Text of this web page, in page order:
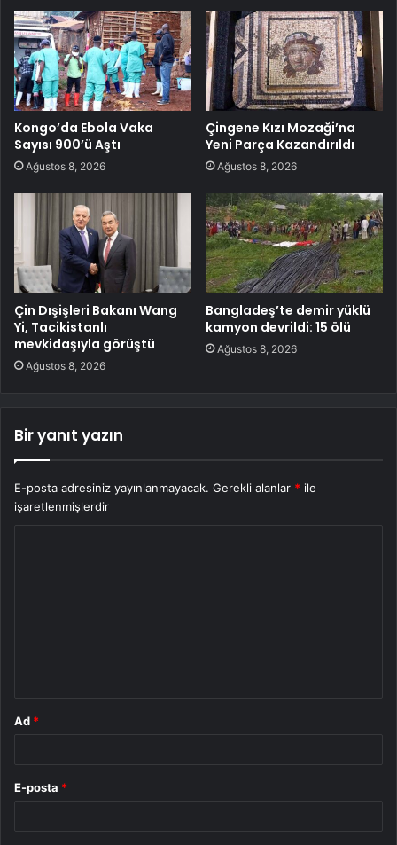
Kongo’da Ebola Vaka
Sayısı 900’ü Aştı
Ağustos 8, 2026
Çingene Kızı Mozaği’na
Yeni Parça Kazandırıldı
Ağustos 8, 2026
Çin Dışişleri Bakanı Wang
Yi, Tacikistanlı
mevkidaşıyla görüştü
Ağustos 8, 2026
Bangladeş’te demir yüklü
kamyon devrildi: 15 ölü
Ağustos 8, 2026
Bir yanıt yazın
E-posta adresiniz yayınlanmayacak. Gerekli alanlar * ile
işaretlenmişlerdir
Ad *
E-posta *